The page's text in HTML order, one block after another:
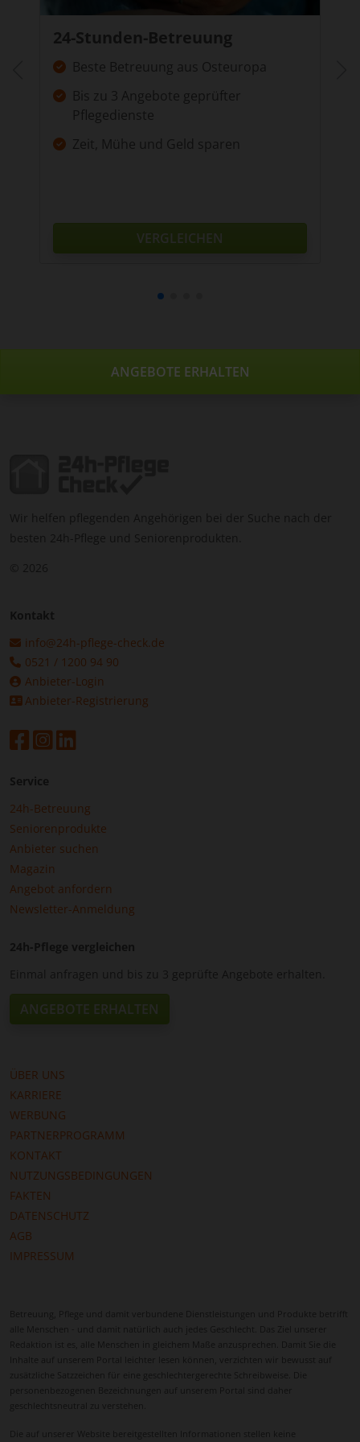
provided to them or that they’ve collected from your use
of their services.
24-Stunden-Betreuung
Beste Betreuung aus Osteuropa
Bis zu 3 Angebote geprüfter
Pflegedienste
Zeit, Mühe und Geld sparen
VERGLEICHEN
ANGEBOTE ERHALTEN
Wir helfen pflegenden Angehörigen bei der Suche nach der
besten 24h-Pflege und Seniorenprodukten.
Kontakt
info@24h-pflege-check.de
0521 / 1200 94 90
Anbieter-Login
Anbieter-Registrierung
Service
24h-Betreuung
Seniorenprodukte
Anbieter suchen
Magazin
Angebot anfordern
Newsletter-Anmeldung
24h-Pflege vergleichen
Einmal anfragen und bis zu 3 geprüfte Angebote erhalten.
ANGEBOTE ERHALTEN
ÜBER UNS
KARRIERE
WERBUNG
PARTNERPROGRAMM
KONTAKT
NUTZUNGSBEDINGUNGEN
FAKTEN
DATENSCHUTZ
AGB
IMPRESSUM
Betreuung, Pflege und damit verbundene Dienstleistungen und Produkte betrifft
alle Menschen - und damit natürlich auch jedes Geschlecht. Das Ziel unserer
Redaktion ist es, alle Menschen in gleichem Maße anzusprechen. Damit Sie die
Inhalte auf unserem Portal leichter lesen können, verzichten wir bewusst auf
zusätzliche Satzzeichen für eine geschlechtergerechte Schreibweise. Die
personenbezogenen Bezeichnungen auf unserem Portal sind daher
geschlechtsneutral zu verstehen.
Die auf unserer Website bereitgestellten Informationen stellen keine